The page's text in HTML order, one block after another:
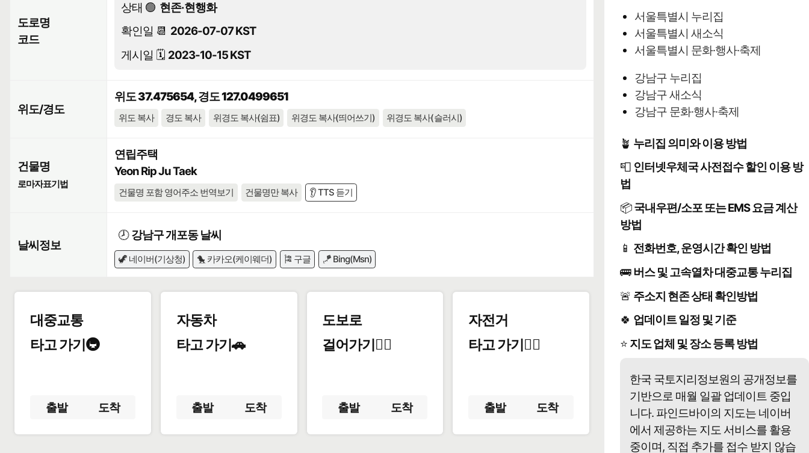
도로명
코드
상태 🟢 현존·현행화
확인일 📆 2026-07-07 KST
게시일 🗓️ 2023-10-15 KST
위도/경도
위도 37.475654, 경도 127.0499651
위도 복사 경도 복사 위경도 복사(쉼표) 위경도 복사(띄어쓰기) 위경도 복사(슬러시)
건물명
로마자표기법
연립주택
Yeon Rip Ju Taek
건물명 포함 영어주소 번역보기 건물명만 복사 👂 TTS 듣기
날씨정보
🕗강남구 개포동 날씨
🦖 네이버(기상청) 🐤 카카오(케이웨더) 🎏 구글 🪁 Bing(Msn)
대중교통
타고 가기🚇
출발 도착
자동차
타고 가기🚗
출발 도착
도보로
걸어가기🚶‍♂️
출발 도착
자전거
타고 가기🚴‍♀️
출발 도착
서울특별시 누리집
서울특별시 새소식
서울특별시 문화·행사·축제
강남구 누리집
강남구 새소식
강남구 문화·행사·축제
🪴 누리집 의미와 이용 방법
📮 인터넷우체국 사전접수 할인 이용 방
법
📦국내우편/소포 또는 EMS 요금 계산
방법
📱 전화번호, 운영시간 확인 방법
🚌버스 및 고속열차 대중교통 누리집
🚨 주소지 현존 상태 확인방법
🍀 업데이트 일정 및 기준
⭐ 지도 업체 및 장소 등록 방법
한국 국토지리정보원의 공개정보를
기반으로 매월 일괄 업데이트 중입
니다. 파인드바이의 지도는 네이버
에서 제공하는 지도 서비스를 활용
중이며, 직접 추가를 접수 받지 않습